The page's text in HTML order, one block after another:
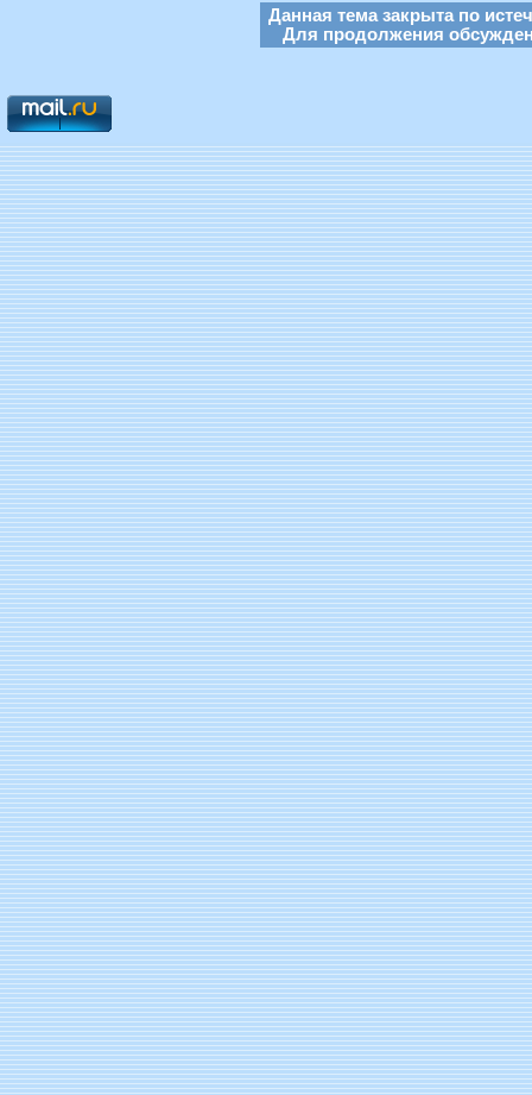
Данная тема закрыта по
Для продолжения